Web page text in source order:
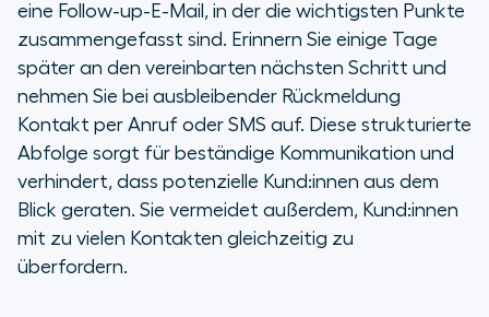
eine Follow-up-E-Mail, in der die wichtigsten Punkte
zusammengefasst sind. Erinnern Sie einige Tage
später an den vereinbarten nächsten Schritt und
nehmen Sie bei ausbleibender Rückmeldung
Kontakt per Anruf oder SMS auf. Diese strukturierte
Abfolge sorgt für beständige Kommunikation und
verhindert, dass potenzielle Kund:innen aus dem
Blick geraten. Sie vermeidet außerdem, Kund:innen
mit zu vielen Kontakten gleichzeitig zu
überfordern.